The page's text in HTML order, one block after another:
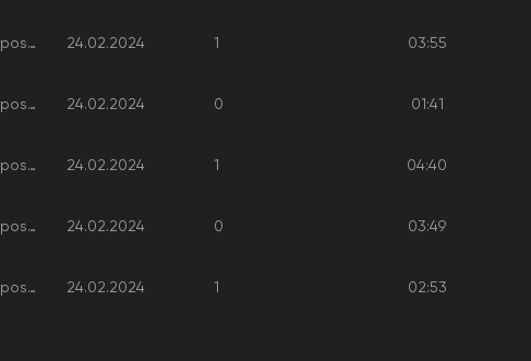
On Purpose, With Purpose 24.02.2024 1 03:55
On Purpose, With Purpose 24.02.2024 0 01:41
On Purpose, With Purpose 24.02.2024 1 04:40
On Purpose, With Purpose 24.02.2024 0 03:49
On Purpose, With Purpose 24.02.2024 1 02:53